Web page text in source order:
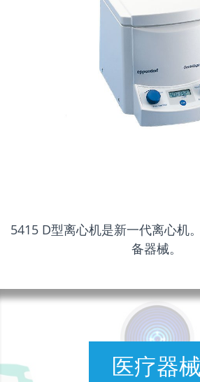
5415 D型离心机是新一代离心机
备器械。
医疗器械